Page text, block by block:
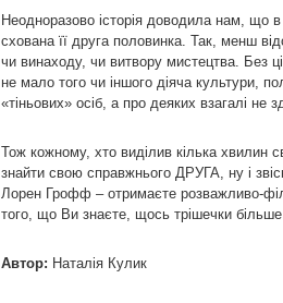
Неодноразово історія доводила нам, що в
схована її друга половинка. Так, менш
чи винаходу, чи витвору мистецтва. Без
не мало того чи іншого діяча культури,
«тіньових» осіб, а про деяких взагалі не
Тож кожному, хто виділив кілька хвилин
знайти свою справжнього ДРУГА, ну і
Лорен Грофф – отримаєте розважливо-
того, що Ви знаєте, щось трішечки
Автор: Наталія Кулик